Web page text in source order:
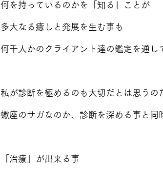
何を持っているのかを「知る」ことが
多大なる癒しと発展を生む事も
何千人かのクライアント達の鑑定を通し
私が診断を極めるのも大切だとは思うの
蠍座のサガなのか、診断を深める事と同
「治療」が出来る事